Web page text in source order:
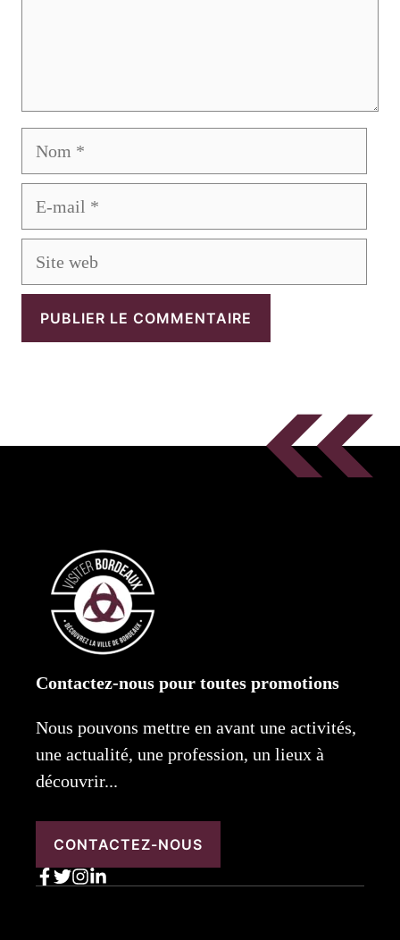
Contactez-nous pour toutes promotions
Nous pouvons mettre en avant une activités,
une actualité, une profession, un lieux à
découvrir...
CONTACTEZ-NOUS